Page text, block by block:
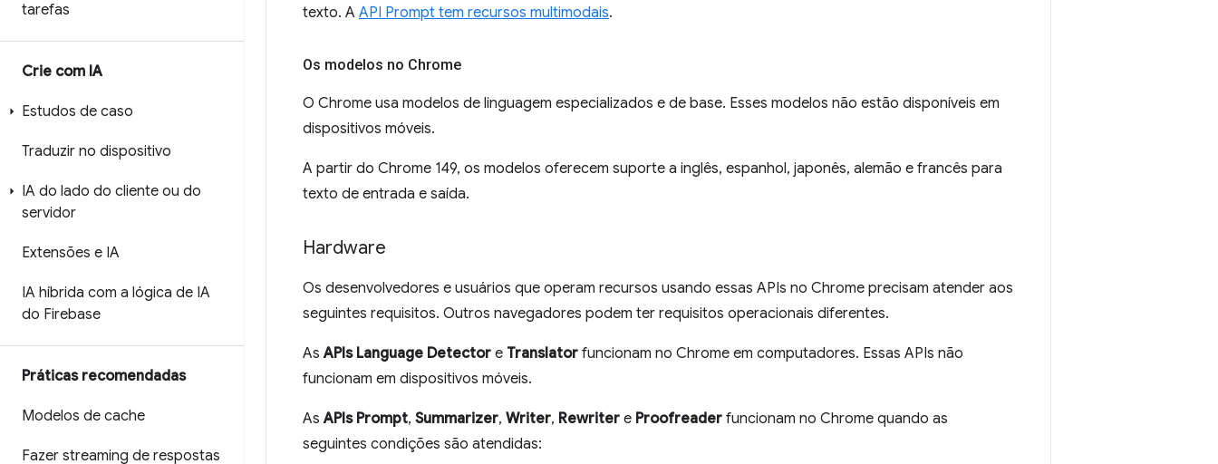
tarefas
Crie com IA
Estudos de caso
Traduzir no dispositivo
IA do lado do cliente ou do
servidor
Extensões e IA
IA híbrida com a lógica de IA
do Firebase
Práticas recomendadas
Modelos de cache
Fazer streaming de respostas
texto. A API Prompt tem recursos multimodais.
Os modelos no Chrome
O Chrome usa modelos de linguagem especializados e de base. Esses modelos não estão disponíveis em
dispositivos móveis.
A partir do Chrome 149, os modelos oferecem suporte a inglês, espanhol, japonês, alemão e francês para
texto de entrada e saída.
Hardware
Os desenvolvedores e usuários que operam recursos usando essas APIs no Chrome precisam atender aos
seguintes requisitos. Outros navegadores podem ter requisitos operacionais diferentes.
AsAPIs Language Detector e Translator funcionam no Chrome em computadores. Essas APIs não
funcionam em dispositivos móveis.
AsAPIs Prompt, Summarizer, Writer, Rewriter e Proofreader funcionam no Chrome quando as
seguintes condições são atendidas: